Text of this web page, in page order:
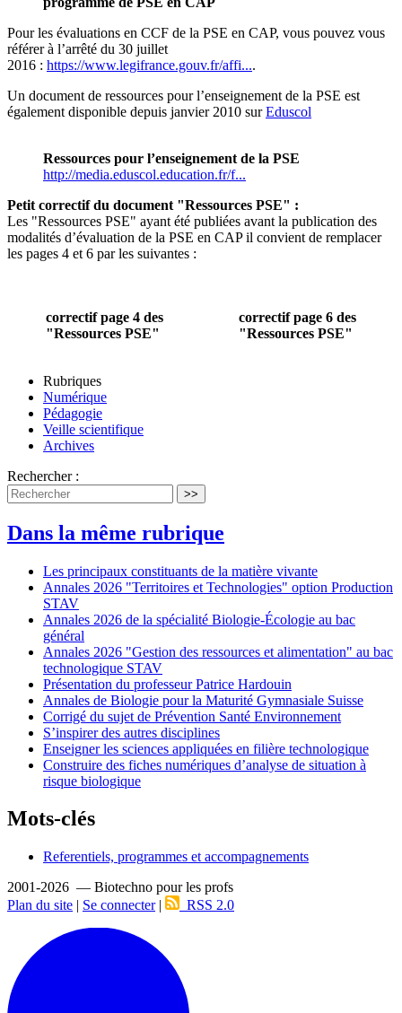
Pour les évaluations en CCF de la PSE en CAP, vous pouvez vous
référer à l’arrêté du 30 juillet
2016 : https://www.legifrance.gouv.fr/affi....
Un document de ressources pour l’enseignement de la PSE est
également disponible depuis janvier 2010 surEduscol
Ressources pour l’enseignement de la PSE
http://media.eduscol.education.fr/f...
Petit correctif du document "Ressources PSE" :
Les "Ressources PSE" ayant été publiées avant la publication des
modalités d’évaluation de la PSE en CAP il convient de remplacer
les pages 4 et 6 par les suivantes :
correctif page 4 des
"Ressources PSE"
correctif page 6 des
"Ressources PSE"
Rubriques
Numérique
Pédagogie
Veille scientifique
Archives
Rechercher :
>>
Dans la même rubrique
Les principaux constituants de la matière vivante
Annales 2026 "Territoires et Technologies" option Production
STAV
Annales 2026 de la spécialité Biologie-Écologie au bac
général
Annales 2026 "Gestion des ressources et alimentation" au bac
technologique STAV
Présentation du professeur Patrice Hardouin
Annales de Biologie pour la Maturité Gymnasiale Suisse
Corrigé du sujet de Prévention Santé Environnement
S’inspirer des autres disciplines
Enseigner les sciences appliquées en filière technologique
Construire des fiches numériques d’analyse de situation à
risque biologique
Mots-clés
Referentiels, programmes et accompagnements
2001-2026 — Biotechno pour les profs
Plan du site | Se connecter| RSS 2.0